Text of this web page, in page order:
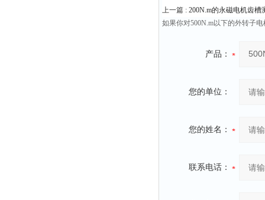
上一篇 : 200N.m的永磁电机齿槽
如果你对500N.m以下的外转子
产品：
您的单位：
您的姓名：
联系电话：